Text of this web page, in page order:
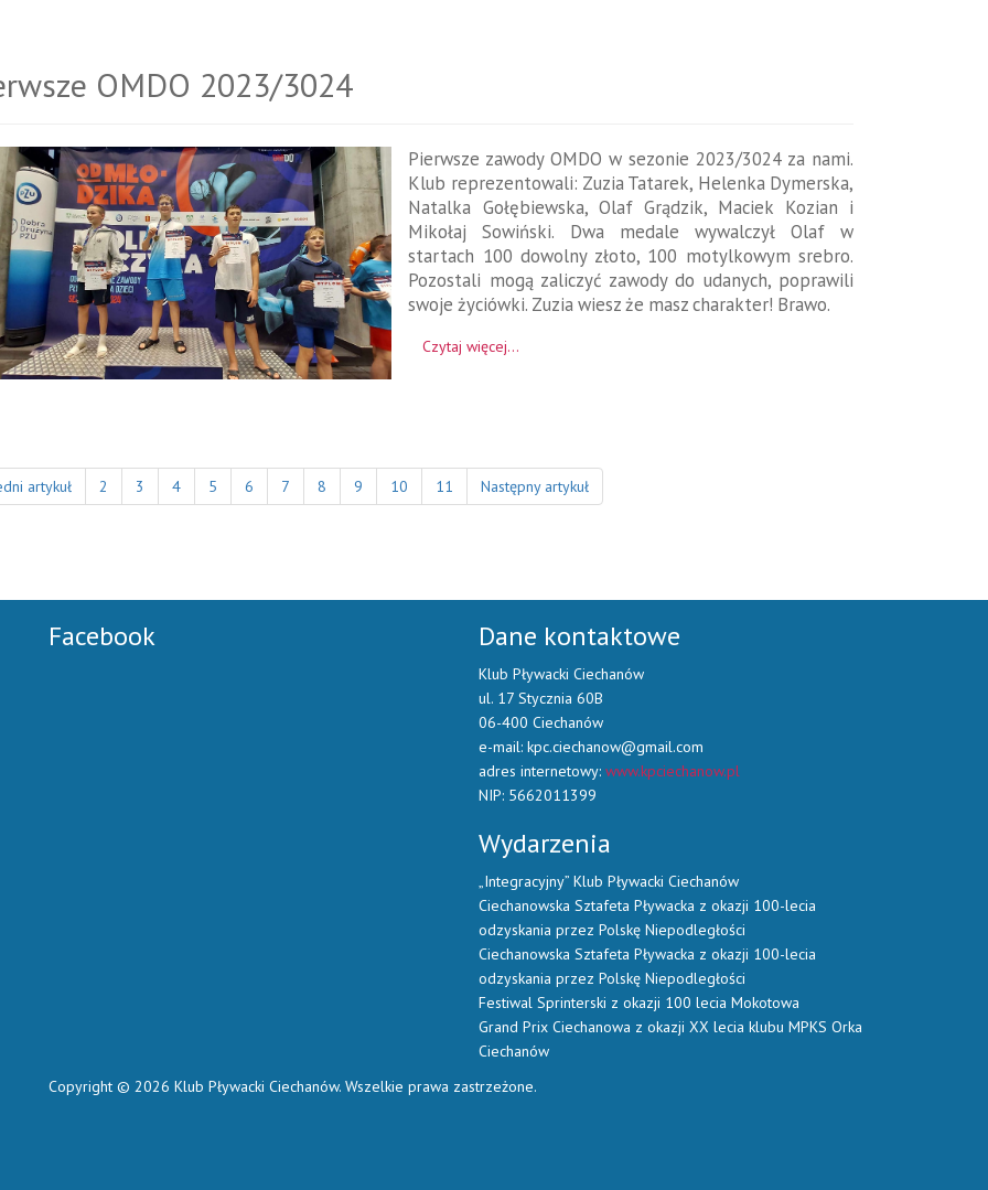
OMDO 2023/3024
Pierwsze zawody OMDO w sezonie 2023/3024 za nami.
Klub reprezentowali: Zuzia Tatarek, Helenka Dymerska,
Natalka Gołębiewska, Olaf Grądzik, Maciek Kozian i
Mikołaj Sowiński. Dwa medale wywalczył Olaf w
startach 100 dowolny złoto, 100 motylkowym srebro.
Pozostali mogą zaliczyć zawody do udanych, poprawili
swoje życiówki. Zuzia wiesz że masz charakter! Brawo.
Czytaj więcej...
artykuł 2 3 4 5 6 7 8 9 10 11 Następny artykuł
Facebook Dane kontaktowe
Klub Pływacki Ciechanów
ul. 17 Stycznia 60B
06-400 Ciechanów
e-mail: kpc.ciechanow@gmail.com
adres internetowy: www.kpciechanow.pl
NIP: 5662011399
Wydarzenia
„Integracyjny” Klub Pływacki Ciechanów
Ciechanowska Sztafeta Pływacka z okazji 100-lecia
odzyskania przez Polskę Niepodległości
Ciechanowska Sztafeta Pływacka z okazji 100-lecia
odzyskania przez Polskę Niepodległości
Festiwal Sprinterski z okazji 100 lecia Mokotowa
Grand Prix Ciechanowa z okazji XX lecia klubu MPKS Orka
Ciechanów
Copyright © 2026 Klub Pływacki Ciechanów. Wszelkie prawa zastrzeżone.